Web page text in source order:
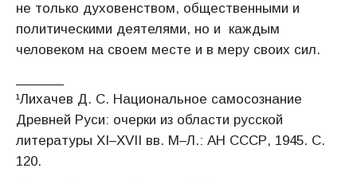
не только духовенством, общественными и
политическими деятелями, но и каждым
человеком на своем месте и в меру своих сил.
¹Лихачев Д. С. Национальное самосознание
Древней Руси: очерки из области русской
литературы XI–XVII вв. М–Л.: АН СССР, 1945. С.
120.